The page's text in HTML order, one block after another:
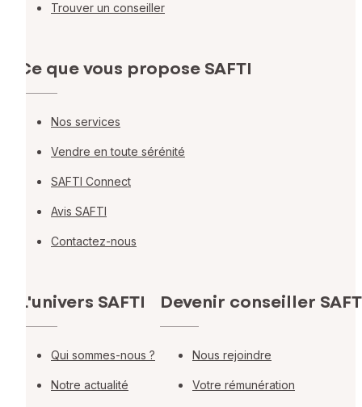
Trouver un conseiller
Ce que vous propose SAFTI
Nos services
Vendre en toute sérénité
SAFTI Connect
Avis SAFTI
Contactez-nous
L'univers SAFTI
Qui sommes-nous ?
Notre actualité
Devenir conseiller
Nous rejoindre
Votre rémunération